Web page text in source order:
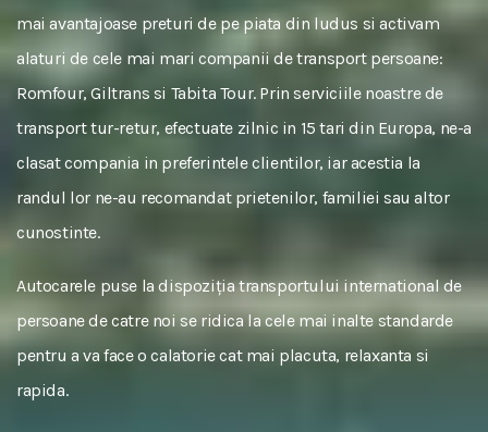
mai avantajoase preturi de pe piata din ludus si activam
alaturi de cele mai mari companii de transport persoane:
Romfour, Giltrans si Tabita Tour. Prin serviciile noastre de
transport tur-retur, efectuate zilnic in 15 tari din Europa, ne-a
clasat compania in preferintele clientilor, iar acestia la
randul lor ne-au recomandat prietenilor, familiei sau altor
cunostinte.
Autocarele puse la dispoziția transportului international de
persoane de catre noi se ridica la cele mai inalte standarde
pentru a va face o calatorie cat mai placuta, relaxanta si
rapida.